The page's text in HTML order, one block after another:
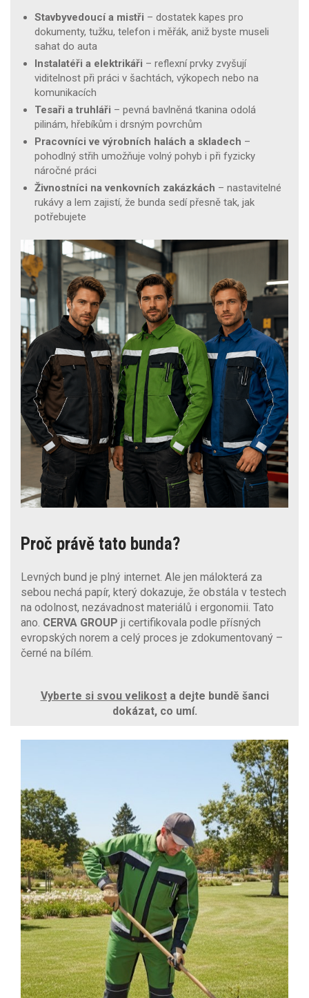
Stavbyvedoucí a mistři – dostatek kapes pro
dokumenty, tužku, telefon i měřák, aniž byste museli
sahat do auta
Instalatéři a elektrikáři – reflexní prvky zvyšují
viditelnost při práci v šachtách, výkopech nebo na
komunikacích
Tesaři a truhláři – pevná bavlněná tkanina odolá
pilinám, hřebíkům i drsným povrchům
Pracovníci ve výrobních halách a skladech –
pohodlný střih umožňuje volný pohyb i při fyzicky
náročné práci
Živnostníci na venkovních zakázkách – nastavitelné
rukávy a lem zajistí, že bunda sedí přesně tak, jak
potřebujete
Proč právě tato bunda?
Levných bund je plný internet. Ale jen málokterá za
sebou nechá papír, který dokazuje, že obstála v testech
na odolnost, nezávadnost materiálů i ergonomii. Tato
ano. CERVA GROUP ji certifikovala podle přísných
evropských norem a celý proces je zdokumentovaný –
černé na bílém.
Vyberte si svou velikosta dejte bundě šanci
dokázat, co umí.